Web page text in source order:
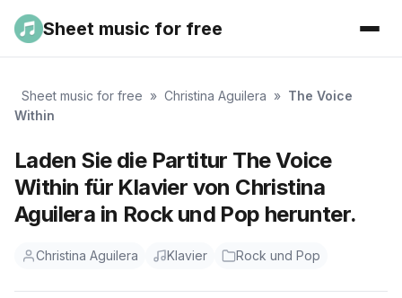
Sheet music for free
Sheet music for free » Christina Aguilera » The Voice
Within
Laden Sie die Partitur The Voice
Within für Klavier von Christina
Aguilera in Rock und Pop herunter.
Christina Aguilera Klavier Rock und Pop